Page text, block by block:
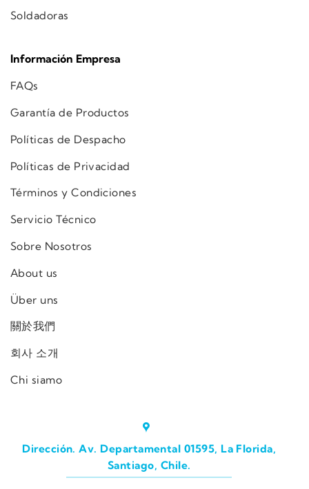
Soldadoras
Información Empresa
FAQs
Garantía de Productos
Políticas de Despacho
Políticas de Privacidad
Términos y Condiciones
Servicio Técnico
Sobre Nosotros
About us
Über uns
關於我們
회사 소개
Chi siamo
Dirección. Av. Departamental 01595, La Florida,
Santiago, Chile.